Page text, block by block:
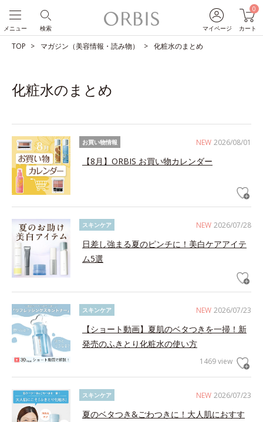
マイページ
0
カート
検索
メニュー
TOP マガジン（美容情報・読み物） 化粧水のまとめ
化粧水のまとめ
NEW 2026/08/01
お買い物情報
【8月】ORBIS お買い物カレンダー
NEW 2026/07/28
スキンケア
日差し強まる夏のピンチに！美白ケアアイテ
ム5選
NEW 2026/07/23
スキンケア
【ショート動画】夏肌のベタつきを一掃！新
発売のふきとり化粧水の使い方
1469 view
NEW 2026/07/23
スキンケア
夏のベタつき&ごわつきに！大人肌におすす